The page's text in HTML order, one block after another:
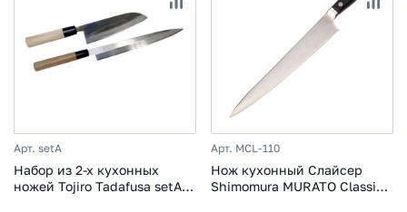
Арт. setA
Набор из 2-х кухонных
ножей Tojiro Tadafusa setA,
Арт. MCL-110
Нож кухонный Слайсер
Shimomura MURATO Classic